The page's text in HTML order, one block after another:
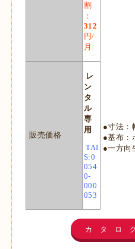
割
：
312
円/
月
販売価格
レ
ン
タ
ル
専
用
TAI
S:0
054
0-
000
053
●寸法：
●基布：
●一方向
カ タ ロ